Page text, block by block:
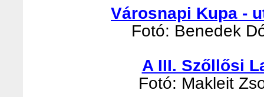
Városnapi Kupa -
Fotó: Benedek
A III. Szőllősi
Fotó: Makleit